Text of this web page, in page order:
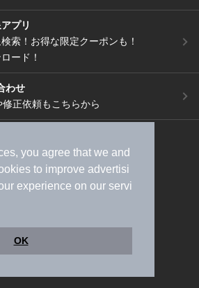
you agree that we and
to improve advertisi
experience on our servi
OK
プリ
索！お得な限定クーポンも！
ード！
わせ
正依頼もこちらから
資料請求）
広告出稿のご案内
イフスタイルMEMBERS+規約
基づく表記
Lifestyle Co., Ltd.